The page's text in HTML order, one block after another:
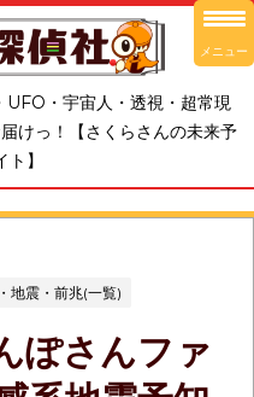
UFO・宇宙人・透視・超常現
けっ！【さくらさんの未来予
】
地震・前兆(一覧)
ぽさんファ
メニュー